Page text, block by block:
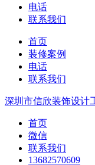
电话
联系我们
首页
装修案例
电话
联系我们
深圳市信欣装饰设计
首页
微信
联系我们
13682570609